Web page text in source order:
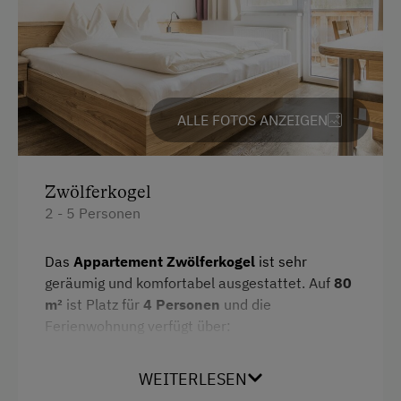
Parken
Kostenlose Parkplätze
Radunterstellmöglichkeit
Am Betrieb
Garten/Wiese
Pirschgang
Spielgefährten
Traktorfahrten
Kinder-Ausstattung
ALLE FOTOS ANZEIGEN
Zwölferkogel
2 - 5 Personen
Das Appartement Zwölferkogel ist sehr
geräumig und komfortabel ausgestattet. Auf 80
m² ist Platz für 4 Personen und die
Ferienwohnung verfügt über:
WEITERLESEN